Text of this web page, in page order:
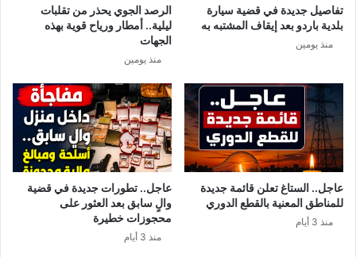
تفاصيل جديدة في قضية سيارة
بلدية باردو بعد إيقاف المشتبه به
منذ يومين
الرصد الجوي يحذر من تقلبات
ليلية.. أمطار ورياح قوية بهذه
الجهات
منذ يومين
عاجل.. الستاغ تعلن قائمة جديدة
للمناطق المعنية بالقطع الدوري
منذ 3 أيام
عاجل.. تطورات جديدة في قضية
والٍ سابق بعد العثور على
محجوزات خطيرة
منذ 3 أيام